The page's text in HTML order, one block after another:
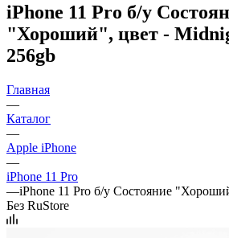
iPhone 11 Pro б/у
"Хороший", цвет -
256gb
Главная
—
Каталог
—
Apple iPhone
—
iPhone 11 Pro
—iPhone 11 Pro б/у Состояние
Без RuStore